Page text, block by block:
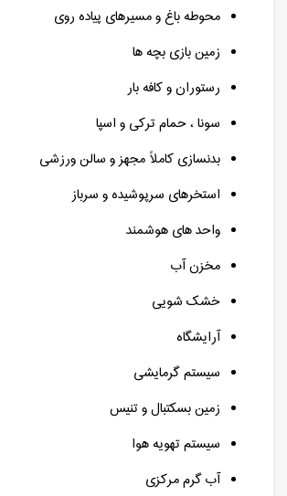
محوطه باغ و مسیرهای پیاده روی
زمین بازی بچه ها
رستوران و کافه بار
سونا ، حمام ترکی و اسپا
بدنسازی کاملاً مجهز و سالن ورزشی
استخرهای سرپوشیده و سرباز
واحد های هوشمند
مخزن آب
خشک شویی
آرایشگاه
سیستم گرمایشی
زمین بسکتبال و تنیس
سیستم تهویه هوا
آب گرم مرکزی